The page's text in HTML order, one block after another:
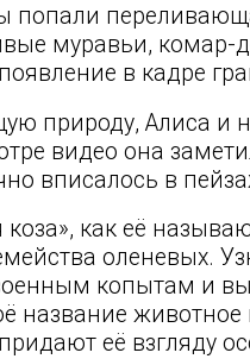
попали
муравьи,
в кадре
природу, Алиса и
видео она
вписалось в
коза», как её
оленевых.
копытам и
название
её взгляду